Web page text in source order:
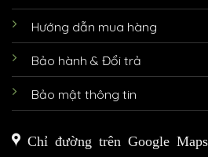
Hướng dẫn mua hàng
Bảo hành & Đổi trả
Bảo mật thông tin
Chỉ đường trên Google Maps